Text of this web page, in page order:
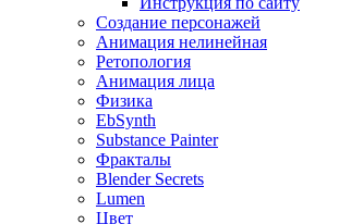
Создание персонажей
Анимация нелинейная
Ретопология
Анимация лица
Физика
EbSynth
Substance Painter
Фракталы
Blender Secrets
Lumen
Цвет